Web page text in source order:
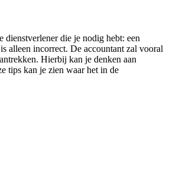
dienstverlener die je nodig hebt: een
alleen incorrect. De accountant zal vooral
Hierbij kan je denken aan
tips kan je zien waar het in de